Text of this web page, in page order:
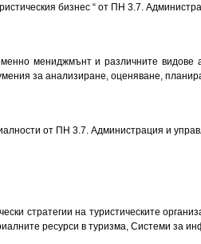
бизнес “ от ПН 3.7.
мениджмънт и различните
за анализиране, оценяване,
от ПН 3.7. Администрация и
стратегии на туристическите
ресурси в туризма, Системи за